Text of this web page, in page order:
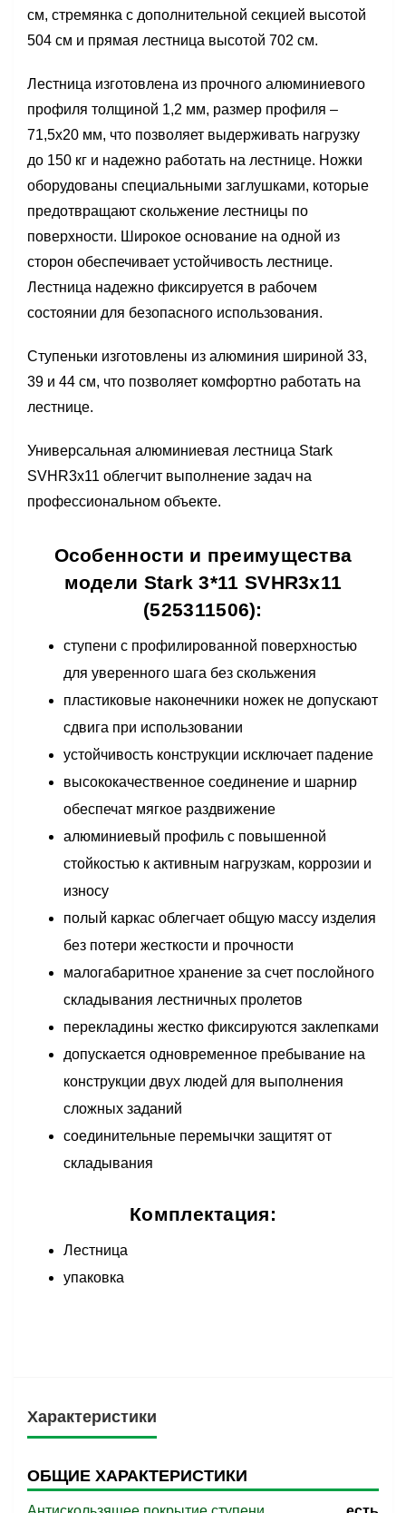
см, стремянка с дополнительной секцией высотой
504 см и прямая лестница высотой 702 см.
Лестница изготовлена из прочного алюминиевого
профиля толщиной 1,2 мм, размер профиля –
71,5х20 мм, что позволяет выдерживать нагрузку
до 150 кг и надежно работать на лестнице. Ножки
оборудованы специальными заглушками, которые
предотвращают скольжение лестницы по
поверхности. Широкое основание на одной из
сторон обеспечивает устойчивость лестнице.
Лестница надежно фиксируется в рабочем
состоянии для безопасного использования.
Ступеньки изготовлены из алюминия шириной 33,
39 и 44 см, что позволяет комфортно работать на
лестнице.
Универсальная алюминиевая лестница Stark
SVHR3x11 облегчит выполнение задач на
профессиональном объекте.
Особенности и преимущества
модели Stark 3*11 SVHR3x11
(525311506):
ступени с профилированной поверхностью
для уверенного шага без скольжения
пластиковые наконечники ножек не допускают
сдвига при использовании
устойчивость конструкции исключает падение
высококачественное соединение и шарнир
обеспечат мягкое раздвижение
алюминиевый профиль с повышенной
стойкостью к активным нагрузкам, коррозии и
износу
полый каркас облегчает общую массу изделия
без потери жесткости и прочности
малогабаритное хранение за счет послойного
складывания лестничных пролетов
перекладины жестко фиксируются заклепками
допускается одновременное пребывание на
конструкции двух людей для выполнения
сложных заданий
соединительные перемычки защитят от
складывания
Комплектация:
Лестница
упаковка
Характеристики
ОБЩИЕ ХАРАКТЕРИСТИКИ